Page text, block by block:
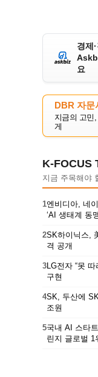
경제
요
DBR 자문
지금의 고민
게
K-FOCUS
지금 주목해야
1엔비디아, 네
‘AI 생태계 동
2SK하이닉스,
격 공개
3LG전자 “못
구현
4SK, 두산에
조원
5국내 AI 스타
린지 글로벌 1